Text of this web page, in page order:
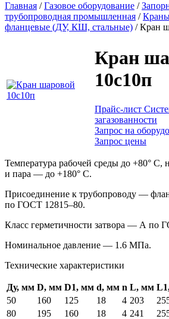
Главная / Газовое оборудование /
трубопроводная промышленная /
фланцевые (ДУ, КШ, стальные) / Кран
Кран
10с10п
Прайс-лист
загазованности
Запрос на
Запрос цены
Температура рабочей среды до +80° С,
и пара — до +180° С.
Присоединение к трубопроводу —
по ГОСТ 12815–80.
Класс герметичности затвора — А по
Номинальное давление — 1.6 МПа.
Технические характеристики
Ду, мм D, мм D1, мм d, мм n L, мм
50
160 125 18 4 203
80
195 160 18 4 241